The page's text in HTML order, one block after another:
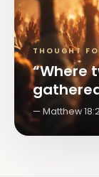
THOUGHT
“Where
Matthew